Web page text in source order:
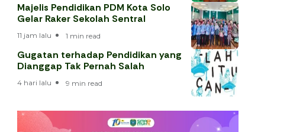
Majelis Pendidikan PDM Kota Solo
Gelar Raker Sekolah Sentral
11 jam lalu 1 min read
Gugatan terhadap Pendidikan yang
Dianggap Tak Pernah Salah
4 hari lalu 9 min read